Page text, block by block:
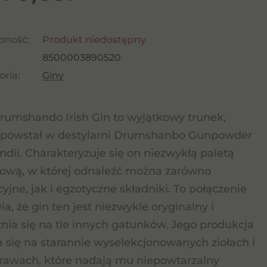
Produkt niedostępny
8500003890520
Giny
Irish Gin to wyjątkowy trunek,
w destylarni Drumshanbo Gunpowder
Charakteryzuje się on niezwykłą paletą
w której odnaleźć można zarówno
jak i egzotyczne składniki. To połączenie
że gin ten jest niezwykle oryginalny i
się na tle innych gatunków. Jego produkcja
się na starannie wyselekcjonowanych ziołach i
które nadają mu niepowtarzalny